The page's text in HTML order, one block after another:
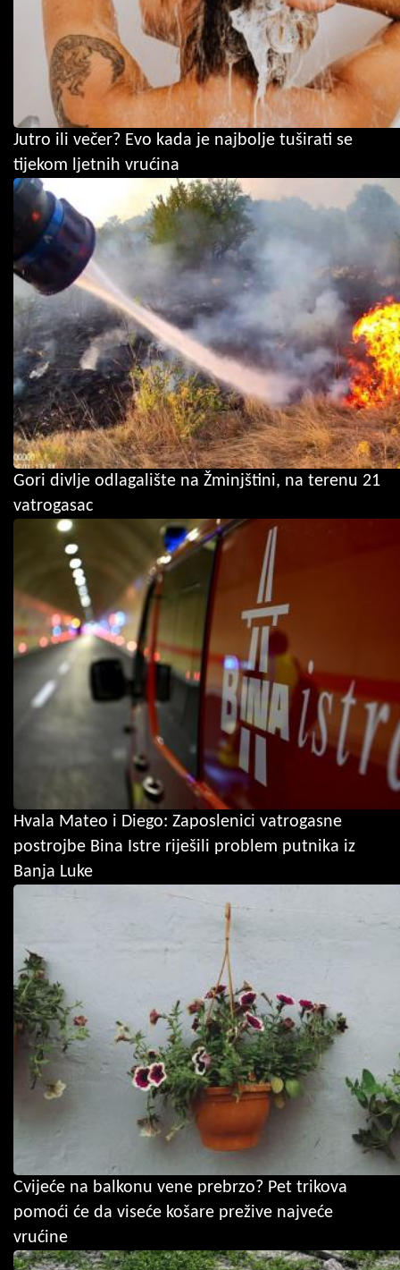
Jutro ili večer? Evo kada je najbolje tuširati se
tijekom ljetnih vrućina
Gori divlje odlagalište na Žminjštini, na terenu 21
vatrogasac
Hvala Mateo i Diego: Zaposlenici vatrogasne
postrojbe Bina Istre riješili problem putnika iz
Banja Luke
Cvijeće na balkonu vene prebrzo? Pet trikova
pomoći će da viseće košare prežive najveće
vrućine